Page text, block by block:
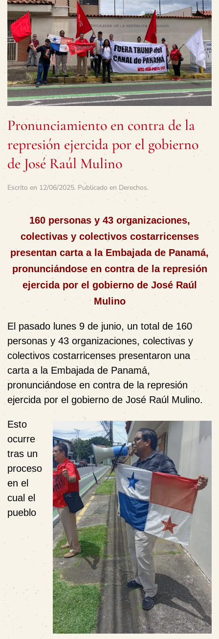
Pronunciamiento en contra de la
represión ejercida por el gobierno
de José Raúl Mulino
Escrito en 12/06/2025. Publicado en Derechos.
160 personas y 43 organizaciones,
colectivas y colectivos costarricenses
presentan carta a la Embajada de Panamá,
pronunciándose en contra de la represión
ejercida por el gobierno de José Raúl
Mulino
El pasado lunes 9 de junio, un total de 160
personas y 43 organizaciones, colectivas y
colectivos costarricenses presentaron una
carta a la Embajada de Panamá,
pronunciándose en contra de la represión
ejercida por el gobierno de José Raúl Mulino.
Esto
ocurre
tras un
proceso
en el
cual el
pueblo